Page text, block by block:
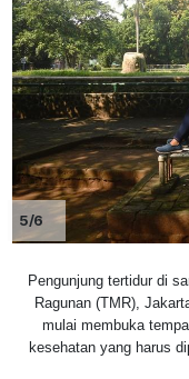
5/6
Pengunjung tertidur di
Ragunan (TMR),
mulai membuka
kesehatan yang harus